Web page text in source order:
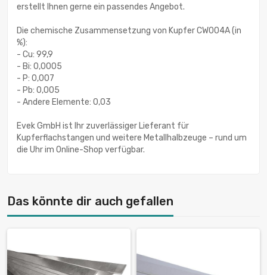
erstellt Ihnen gerne ein passendes Angebot.
Die chemische Zusammensetzung von Kupfer CW004A (in
%):
- Cu: 99,9
- Bi: 0,0005
- P: 0,007
- Pb: 0,005
- Andere Elemente: 0,03
Evek GmbH ist Ihr zuverlässiger Lieferant für
Kupferflachstangen und weitere Metallhalbzeuge – rund um
die Uhr im Online-Shop verfügbar.
Das könnte dir auch gefallen